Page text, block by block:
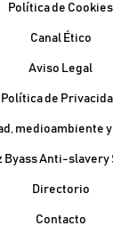
Política de Cookies
Canal Ético
Aviso Legal
Política de
medioambiente
Byass Anti-
Contacto
Directorio
Contacto